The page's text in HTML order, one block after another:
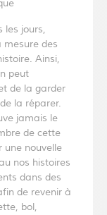
les jours,
des
Ainsi,
peut
de la garder
la réparer.
jamais le
de cette
une nouvelle
nos histoires
dans des
de revenir à
bol,